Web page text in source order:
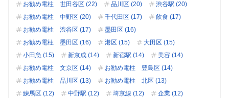
お勧め電柱 世田谷区 (22)
品川区 (20)
渋谷駅 (20)
お勧め電柱 中野区 (20)
千代田区 (17)
飲食 (17)
お勧め電柱 渋谷区 (17)
墨田区 (16)
お勧め電柱 墨田区 (16)
港区 (15)
大田区 (15)
小田急 (15)
新京成 (14) 新宿駅 (14)
美容 (14)
お勧め電柱 文京区 (14)
お勧め電柱 豊島区 (14)
お勧め電柱 品川区 (13)
お勧め電柱 北区 (13)
練馬区 (12)
中野駅 (12) 埼京線 (12) 企業 (12)